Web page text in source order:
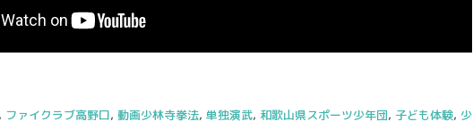
, ファイクラブ高野口, 動画少林寺拳法, 単独演武, 和歌山県スポーツ少年団, 子ども体験, 少